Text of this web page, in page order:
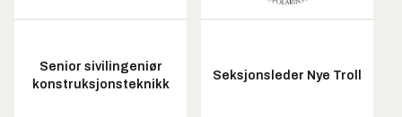
Senior sivilingeniør
konstruksjonsteknikk
Seksjonsleder Nye Troll